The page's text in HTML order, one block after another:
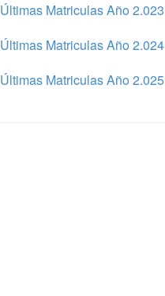
Últimas Matriculas Año 2.023
Últimas Matriculas Año 2.024
Últimas Matriculas Año 2.025